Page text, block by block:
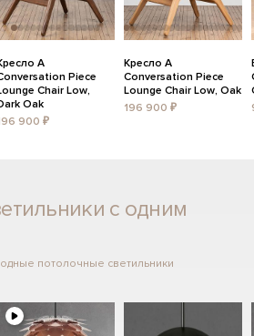
A
Piece
Chair Low,
Oak
900 ₽
Кресло A
Conversation Piece
Lounge Chair Low, Oak
196 900 ₽
с одним
потолочные светильники